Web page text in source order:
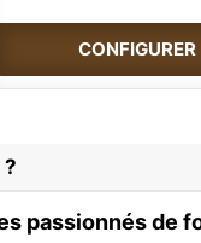
CONFIGURER
?
passionnés de